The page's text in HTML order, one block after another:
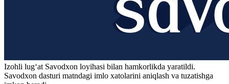
Izohli lugʻat Savodxon loyihasi bilan hamkorlikda yaratildi.
Savodxon dasturi matndagi imlo xatolarini aniqlash va tuzatishga